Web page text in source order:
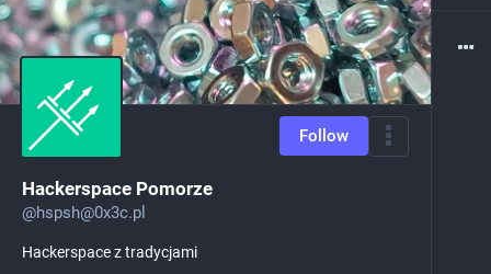
Follow
Hackerspace Pomorze
@hspsh@0x3c.pl
Hackerspace z tradycjami